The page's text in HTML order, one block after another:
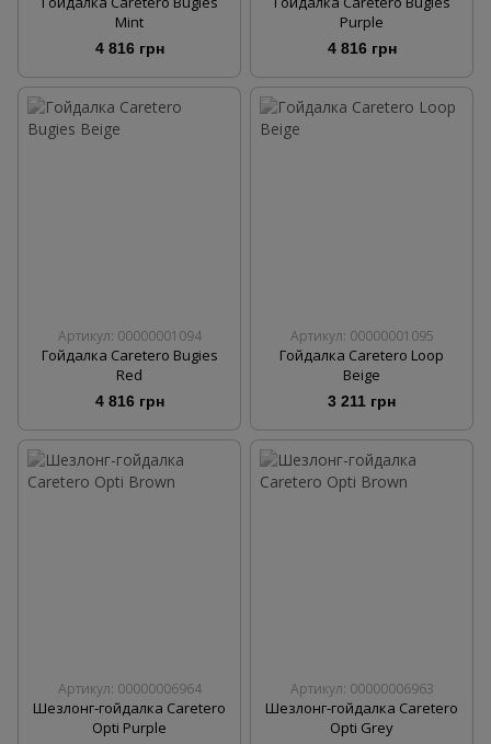
Mint
4 816 грн
Purple
4 816 грн
Артикул: 00000001094
Гойдалка Caretero Bugies
Red
4 816 грн
Артикул: 00000001095
Гойдалка Caretero Loop
Beige
3 211 грн
Артикул: 00000006964
Шезлонг-гойдалка Caretero
Opti Purple
Артикул: 00000006963
Шезлонг-гойдалка Caretero
Opti Grey